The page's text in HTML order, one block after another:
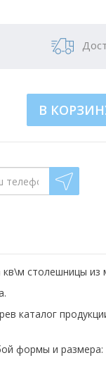
В
столешницы из
каталог
формы и